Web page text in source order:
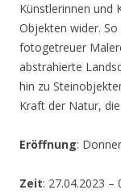
Künstlerinnen und
Objekten wider.
fotogetreuer
abstrahierte
hin zu
Kraft der Natur,
Eröffnung:
Zeit: 27.04.2023 –